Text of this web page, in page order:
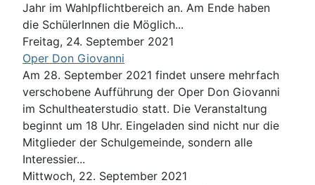
Jahr im Wahlpflichtbereich an. Am Ende haben
die SchülerInnen die Möglich...
Freitag, 24. September 2021
Oper Don Giovanni
Am 28. September 2021 findet unsere mehrfach
verschobene Aufführung der Oper Don Giovanni
im Schultheaterstudio statt. Die Veranstaltung
beginnt um 18 Uhr. Eingeladen sind nicht nur die
Mitglieder der Schulgemeinde, sondern alle
Interessier...
Mittwoch, 22. September 2021